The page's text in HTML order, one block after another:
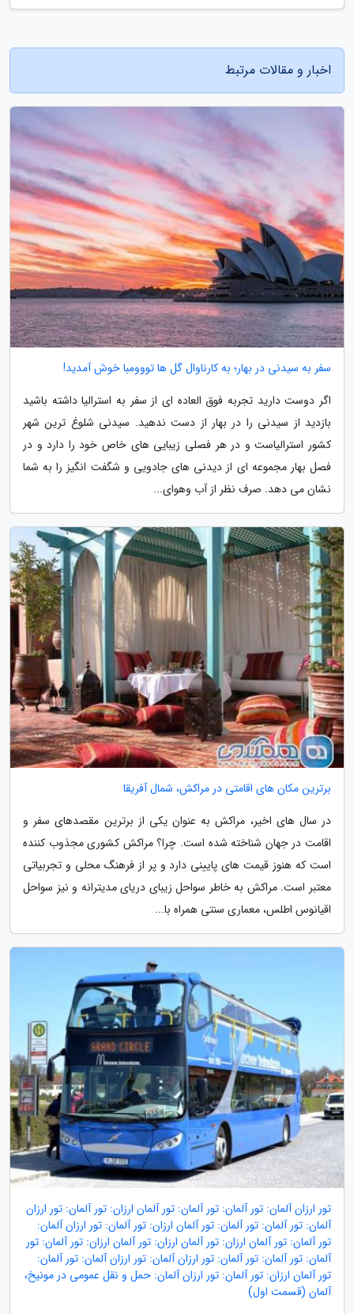
اخبار و مقالات مرتبط
سفر به سیدنی در بهار؛ به کارناوال گل ها تووومبا خوش آمدید!
اگر دوست دارید تجربه فوق العاده ای از سفر به استرالیا داشته باشید
بازدید از سیدنی را در بهار از دست ندهید. سیدنی شلوغ ترین شهر
کشور استرالیاست و در هر فصلی زیبایی های خاص خود را دارد و در
فصل بهار مجموعه ای از دیدنی های جادویی و شگفت انگیز را به شما
نشان می دهد. صرف نظر از آب وهوای...
برترین مکان های اقامتی در مراکش، شمال آفریقا
در سال های اخیر، مراکش به عنوان یکی از برترین مقصدهای سفر و
اقامت در جهان شناخته شده است. چرا؟ مراکش کشوری مجذوب کننده
است که هنوز قیمت های پایینی دارد و پر از فرهنگ محلی و تجربیاتی
معتبر است. مراکش به خاطر سواحل زیبای دریای مدیترانه و نیز سواحل
اقیانوس اطلس، معماری سنتی همراه با...
تور ارزان آلمان: تور آلمان: تور آلمان: تور آلمان ارزان: تور آلمان: تور ارزان
آلمان: تور آلمان: تور آلمان: تور آلمان ارزان: تور آلمان: تور ارزان آلمان:
تور آلمان: تور آلمان ارزان: تور آلمان ارزان: تور آلمان ارزان: تور آلمان: تور
آلمان: تور آلمان: تور آلمان: تور ارزان آلمان: تور ارزان آلمان: تور آلمان:
تور آلمان ارزان: تور آلمان: تور ارزان آلمان: حمل و نقل عمومی در مونیخ،
آلمان (قسمت اول)